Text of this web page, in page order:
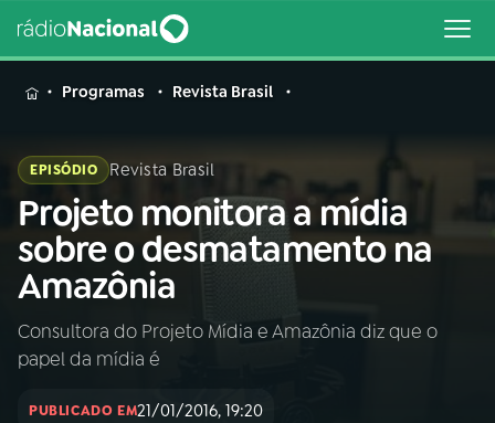
MENU
Buscar
na
Rádio
Nacional
Buscar
AO VIVO
INÍCIO
Programas Revista Brasil
EPISÓDIO Revista Brasil
Projeto monitora a mídia
sobre o desmatamento na
Amazônia
Consultora do Projeto Mídia e Amazônia diz que o
papel da mídia é
PUBLICADO EM21/01/2016, 19:20